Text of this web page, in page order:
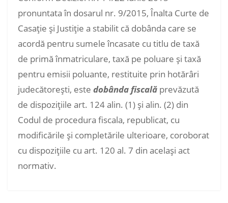
pronuntata în dosarul nr. 9/2015, Înalta Curte de
Casaţie şi Justiţie a stabilit că dobânda care se
acordă pentru sumele încasate cu titlu de taxă
de primă înmatriculare, taxă pe poluare şi taxă
pentru emisii poluante, restituite prin hotărâri
judecătoreşti, este dobânda fiscală prevăzută
de dispoziţiile art. 124 alin. (1) şi alin. (2) din
Codul de procedura fiscala, republicat, cu
modificările şi completările ulterioare, coroborat
cu dispoziţiile cu art. 120 al. 7 din acelaşi act
normativ.